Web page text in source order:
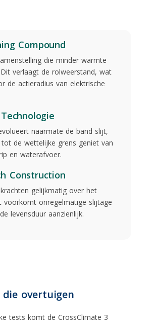
Compound
die minder warmte
verlaagt de rolweerstand, wat
de actieradius van elektrische
naarmate de band slijt,
de wettelijke grens geniet van
en waterafvoer.
Construction
gelijkmatig over het
voorkomt onregelmatige slijtage
levensduur aanzienlijk.
die overtuigen
tests komt de CrossClimate 3